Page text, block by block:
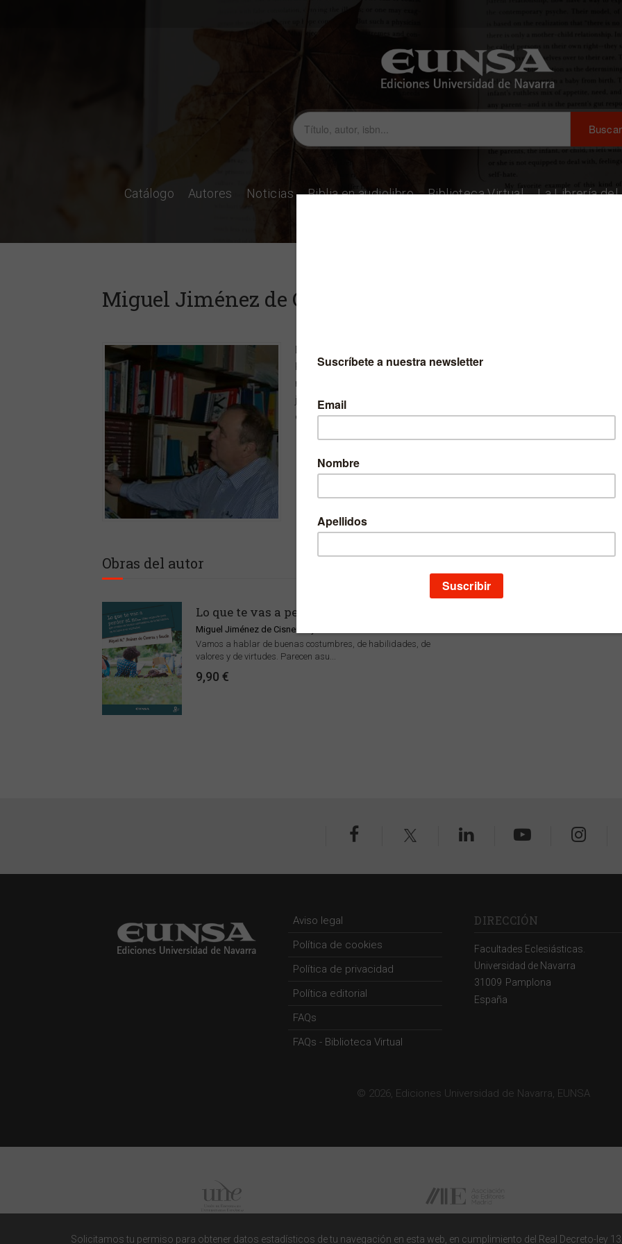
Catálogo Autores Noticias Biblia en audiolibro Biblioteca Virtual La Librería del
Miguel Jiménez de Cisneros y Baudín
Profesor de Biología y de Geología. Investigador, conferenciante y
múltiples facetas de la vida: historia de la ciencia, literatura, escritura,
jurado en otros. Autor de diversos libros de temática diversa: historia de
educación en valores.
Obras del autor
Lo que te vas a perder si no...
Miguel Jiménez de Cisneros y Baudín
Vamos a hablar de buenas costumbres, de habilidades, de
valores y de virtudes. Parecen asu...
9,90 €
Aviso legal
Política de cookies
Política de privacidad
Política editorial
FAQs
FAQs - Biblioteca Virtual
DIRECCIÓN
Facultades Eclesiásticas.
Universidad de Navarra
31009 Pamplona
España
© 2026, Ediciones Universidad de Navarra, EUNSA
Solicitamos tu permiso para obtener datos estadísticos de tu navegación en esta web, en cumplimiento del Real Decreto-ley